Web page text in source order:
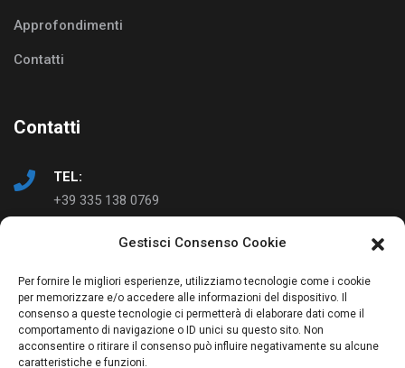
Gestisci Consenso Cookie
Per fornire le migliori esperienze, utilizziamo tecnologie come i cookie
per memorizzare e/o accedere alle informazioni del dispositivo. Il
consenso a queste tecnologie ci permetterà di elaborare dati come il
comportamento di navigazione o ID unici su questo sito. Non
acconsentire o ritirare il consenso può influire negativamente su alcune
caratteristiche e funzioni.
Approfondimenti
Contatti
Contatti
TEL:
+39 335 138 0769